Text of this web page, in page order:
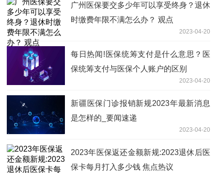
广州医保要交多少年可以享受终身？退休
时缴费年限不满怎么办？ 观点
2023-04-20
每日热闻!医保统筹支付是什么意思？医
保统筹支付与医保个人账户的区别
2023-04-20
新疆医保门诊报销新规2023年最新消息
是怎样的_要闻速递
2023-04-20
2023年医保返还金额新规:2023退休后医
保卡每月打入多少钱 焦点热议